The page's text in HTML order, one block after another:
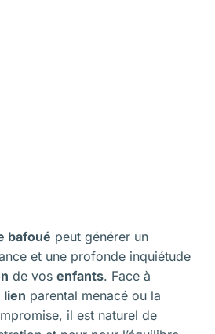
bafoué peut générer un
et une profonde inquiétude
de vos enfants. Face à
lien parental menacé ou la
il est naturel de